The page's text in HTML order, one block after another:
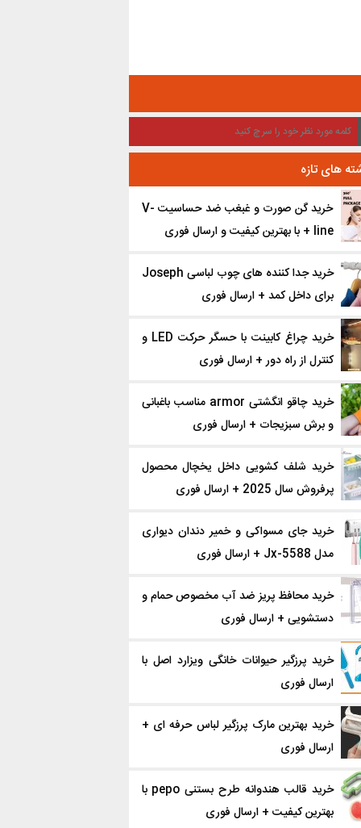
های تازه
خرید گن صورت و غبغب ضد حساسیت V-
line + با بهترین کیفیت و ارسال فوری
خرید جدا کننده ‌های چوب لباسی Joseph
برای داخل کمد + ارسال فوری
خرید چراغ کابینت با حسگر حرکت LED و
کنترل از راه دور + ارسال فوری
خرید چاقو انگشتی armor مناسب باغبانی
و برش سبزیجات + ارسال فوری
خرید شلف کشویی داخل یخچال محصول
پرفروش سال 2025 + ارسال فوری
خرید جای مسواکی و خمیر دندان دیواری
مدل Jx-5588 + ارسال فوری
خرید محافظ پریز ضد آب مخصوص حمام و
دستشویی + ارسال فوری
خرید پرزگیر حیوانات خانگی ویزارد اصل با
ارسال فوری
خرید بهترین مارک پرزگیر لباس حرفه ای +
ارسال فوری
خرید قالب هندوانه طرح بستنی pepo با
بهترین کیفیت + ارسال فوری